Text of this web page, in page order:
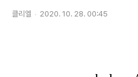
클리엘 2020. 10. 28. 00:45